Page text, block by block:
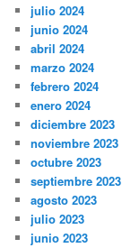
julio 2024
junio 2024
abril 2024
marzo 2024
febrero 2024
enero 2024
diciembre 2023
noviembre 2023
octubre 2023
septiembre 2023
agosto 2023
julio 2023
junio 2023